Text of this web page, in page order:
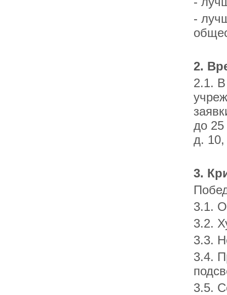
-
2.
2.1. В
до 25
д.
3.
3.1.
3.2.
3.3.
3.4.
3.5.